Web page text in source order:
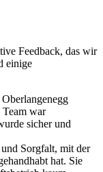
Feedback, das wir
einige
Team war
sicher und
Sorgfalt, mit der
hat. Sie